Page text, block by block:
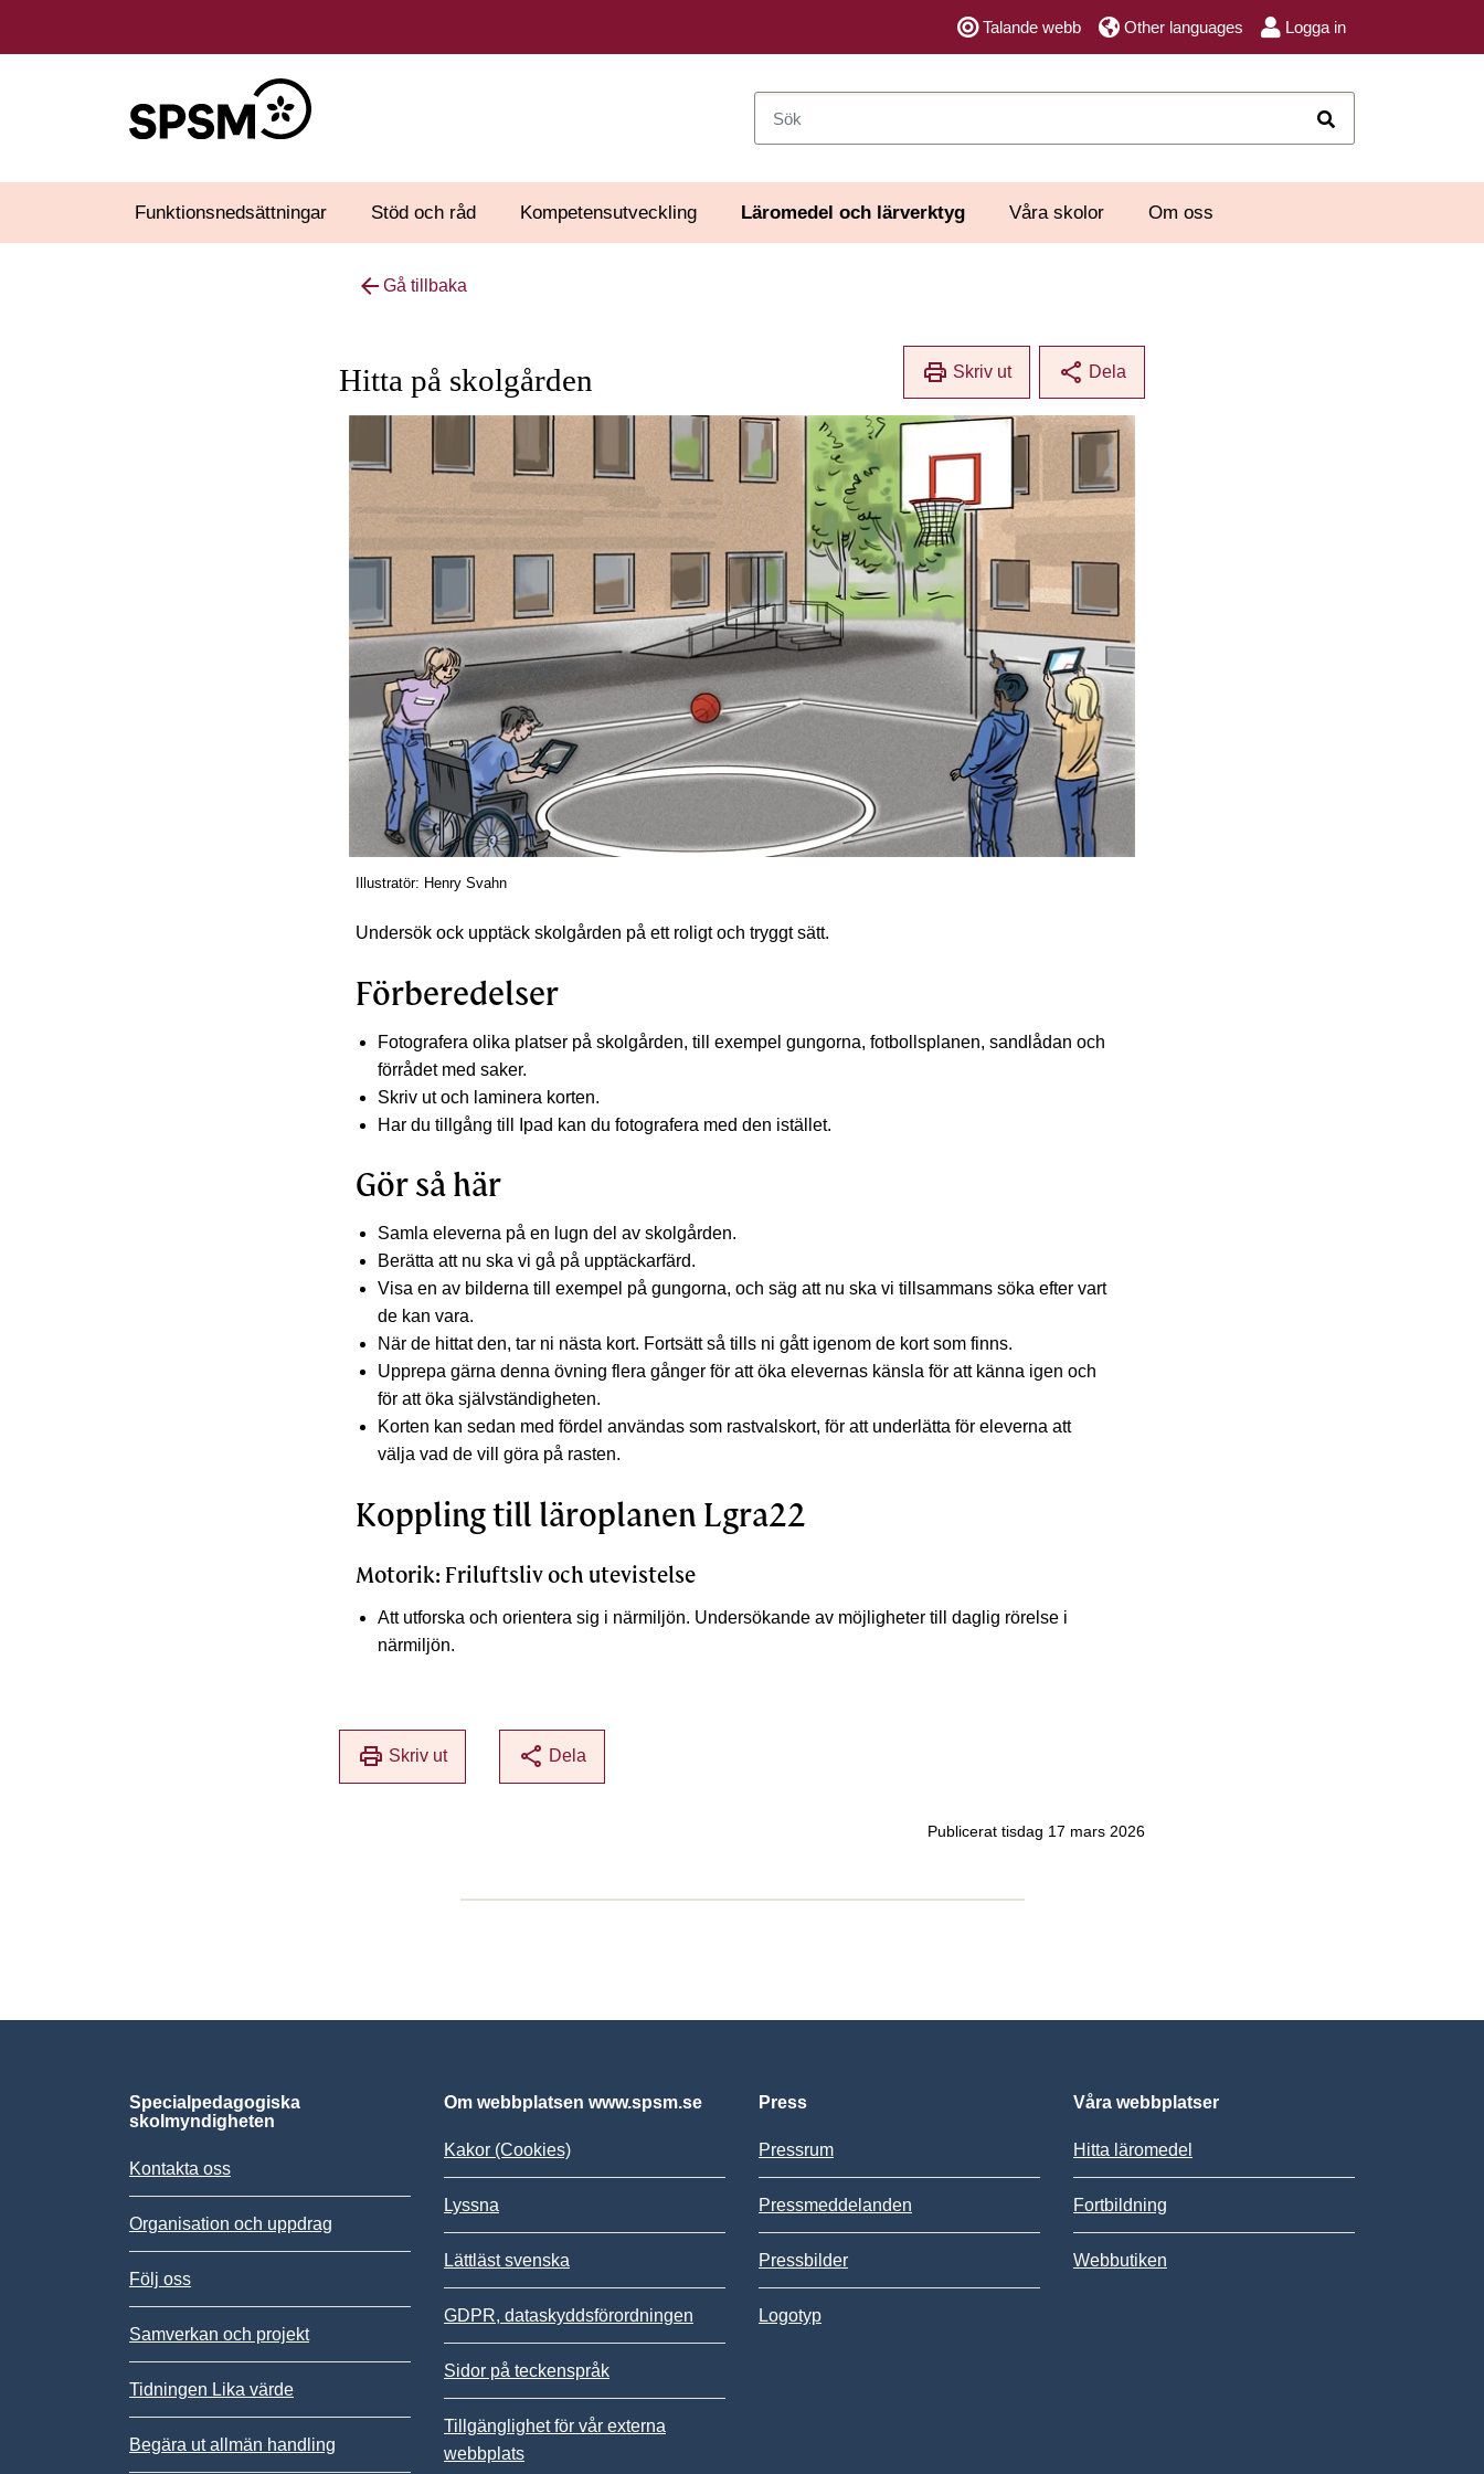
Talande webb Other languages Logga in
Funktionsnedsättningar Stöd och råd Kompetensutveckling Läromedel och lärverktyg Våra skolor Om oss
arrow_back Gå tillbaka
Hitta på skolgården print Skriv ut share Dela
Illustratör: Henry Svahn
Undersök ock upptäck skolgården på ett roligt och tryggt sätt.
Förberedelser
Fotografera olika platser på skolgården, till exempel gungorna, fotbollsplanen, sandlådan och
förrådet med saker.
Skriv ut och laminera korten.
Har du tillgång till Ipad kan du fotografera med den istället.
Gör så här
Samla eleverna på en lugn del av skolgården.
Berätta att nu ska vi gå på upptäckarfärd.
Visa en av bilderna till exempel på gungorna, och säg att nu ska vi tillsammans söka efter vart
de kan vara.
När de hittat den, tar ni nästa kort. Fortsätt så tills ni gått igenom de kort som finns.
Upprepa gärna denna övning flera gånger för att öka elevernas känsla för att känna igen och
för att öka självständigheten.
Korten kan sedan med fördel användas som rastvalskort, för att underlätta för eleverna att
välja vad de vill göra på rasten.
Koppling till läroplanen Lgra22
Motorik: Friluftsliv och utevistelse
Att utforska och orientera sig i närmiljön. Undersökande av möjligheter till daglig rörelse i
närmiljön.
print Skriv ut share Dela
Publicerat tisdag 17 mars 2026
Specialpedagogiska
skolmyndigheten
Kontakta oss
Organisation och uppdrag
Följ oss
Samverkan och projekt
Tidningen Lika värde
Begära ut allmän handling
Om webbplatsen www.spsm.se
Kakor (Cookies)
Lyssna
Lättläst svenska
GDPR, dataskyddsförordningen
Sidor på teckenspråk
Tillgänglighet för vår externa
webbplats
Press
Pressrum
Pressmeddelanden
Pressbilder
Logotyp
Våra webbplatser
Hitta läromedel
Fortbildning
Webbutiken